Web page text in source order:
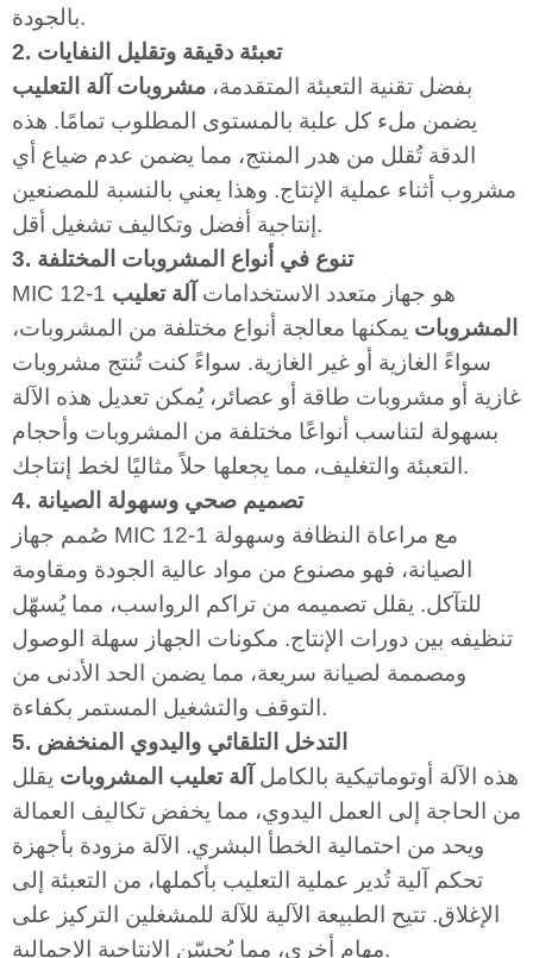
بالجودة.
2. تعبئة دقيقة وتقليل النفايات
بفضل تقنية التعبئة المتقدمة، مشروبات آلة التعليب
يضمن ملء كل علبة بالمستوى المطلوب تمامًا. هذه
الدقة تُقلل من هدر المنتج، مما يضمن عدم ضياع أي
مشروب أثناء عملية الإنتاج. وهذا يعني بالنسبة للمصنعين
إنتاجية أفضل وتكاليف تشغيل أقل.
3. تنوع في أنواع المشروبات المختلفة
MIC 12-1 هو جهاز متعدد الاستخدامات آلة تعليب
المشروبات يمكنها معالجة أنواع مختلفة من المشروبات،
سواءً الغازية أو غير الغازية. سواءً كنت تُنتج مشروبات
غازية أو مشروبات طاقة أو عصائر، يُمكن تعديل هذه الآلة
بسهولة لتناسب أنواعًا مختلفة من المشروبات وأحجام
التعبئة والتغليف، مما يجعلها حلاً مثاليًا لخط إنتاجك.
4. تصميم صحي وسهولة الصيانة
صُمم جهاز MIC 12-1 مع مراعاة النظافة وسهولة
الصيانة، فهو مصنوع من مواد عالية الجودة ومقاومة
للتآكل. يقلل تصميمه من تراكم الرواسب، مما يُسهّل
تنظيفه بين دورات الإنتاج. مكونات الجهاز سهلة الوصول
ومصممة لصيانة سريعة، مما يضمن الحد الأدنى من
التوقف والتشغيل المستمر بكفاءة.
5. التدخل التلقائي واليدوي المنخفض
هذه الآلة أوتوماتيكية بالكامل آلة تعليب المشروبات يقلل
من الحاجة إلى العمل اليدوي، مما يخفض تكاليف العمالة
ويحد من احتمالية الخطأ البشري. الآلة مزودة بأجهزة
تحكم آلية تُدير عملية التعليب بأكملها، من التعبئة إلى
الإغلاق. تتيح الطبيعة الآلية للآلة للمشغلين التركيز على
مهام أخرى، مما يُحسّن الإنتاجية الإجمالية.